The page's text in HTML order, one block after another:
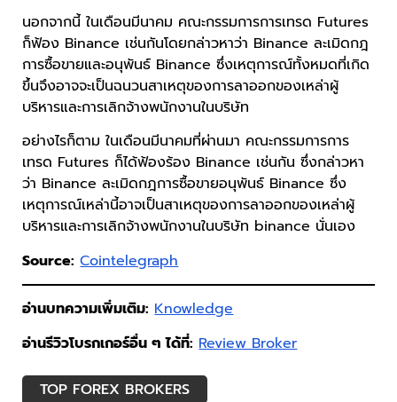
นอกจากนี้ ในเดือนมีนาคม คณะกรรมการการเทรด Futures
ก็ฟ้อง Binance เช่นกันโดยกล่าวหาว่า Binance ละเมิดกฎ
การซื้อขายและอนุพันธ์ Binance ซึ่งเหตุการณ์ทั้งหมดที่เกิด
ขึ้นจึงอาจจะเป็นฉนวนสาเหตุของการลาออกของเหล่าผู้
บริหารและการเลิกจ้างพนักงานในบริษัท
อย่างไรก็ตาม ในเดือนมีนาคมที่ผ่านมา คณะกรรมการการ
เทรด Futures ก็ได้ฟ้องร้อง Binance เช่นกัน ซึ่งกล่าวหา
ว่า Binance ละเมิดกฎการซื้อขายอนุพันธ์ Binance ซึ่ง
เหตุการณ์เหล่านี้อาจเป็นสาเหตุของการลาออกของเหล่าผู้
บริหารและการเลิกจ้างพนักงานในบริษัท binance นั่นเอง
Source: Cointelegraph
อ่านบทความเพิ่มเติม: Knowledge
อ่านรีวิวโบรกเกอร์อื่น ๆ ได้ที่: Review Broker
TOP FOREX BROKERS